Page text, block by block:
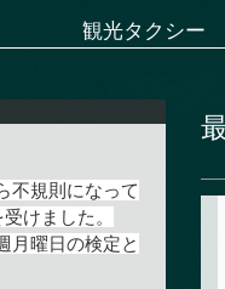
観光タクシー
不規則になって
けました。
月曜日の検定と